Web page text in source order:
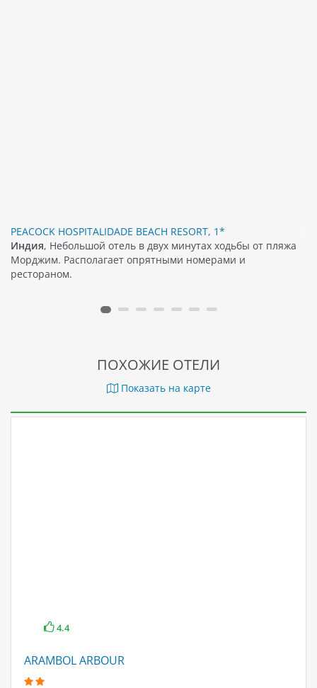
PEACOCK HOSPITALIDADE BEACH RESORT, 1*
Индия, Небольшой отель в двух минутах ходьбы от пляжа
Морджим. Располагает опрятными номерами и
рестораном.
ПОХОЖИЕ ОТЕЛИ
Показать на карте
4.4
ARAMBOL ARBOUR